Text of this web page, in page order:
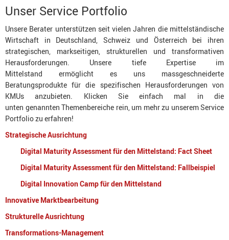
Unser Service Portfolio
Unsere Berater unterstützen seit vielen Jahren die mittelständische
Wirtschaft in Deutschland, Schweiz und Österreich bei ihren
strategischen, markseitigen, strukturellen und transformativen
Herausforderungen. Unsere tiefe Expertise im
Mittelstand ermöglicht es uns massgeschneiderte
Beratungsprodukte für die spezifischen Herausforderungen von
KMUs anzubieten. Klicken Sie einfach mal in die
unten genannten Themenbereiche rein, um mehr zu unserem Service
Portfolio zu erfahren!
Strategische Ausrichtung
Digital Maturity Assessment für den Mittelstand: Fact Sheet
Digital Maturity Assessment für den Mittelstand: Fallbeispiel
Digital Innovation Camp für den Mittelstand
Innovative Marktbearbeitung
Strukturelle Ausrichtung
Transformations-Management